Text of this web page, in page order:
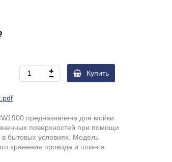
Купить
предназначена для мойки
поверхностей при помощи
бытовых условиях. Модель
хранения провода и шланга